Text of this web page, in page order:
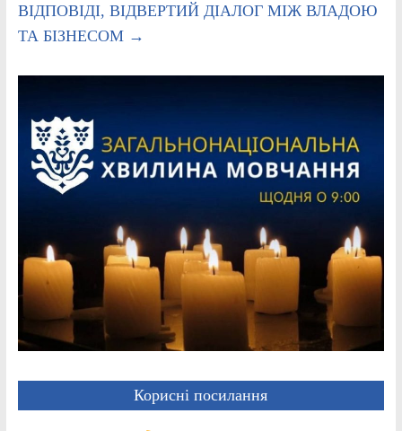
ВІДПОВІДІ, ВІДВЕРТИЙ ДІАЛОГ МІЖ ВЛАДОЮ
ТА БІЗНЕСОМ →
Корисні посилання